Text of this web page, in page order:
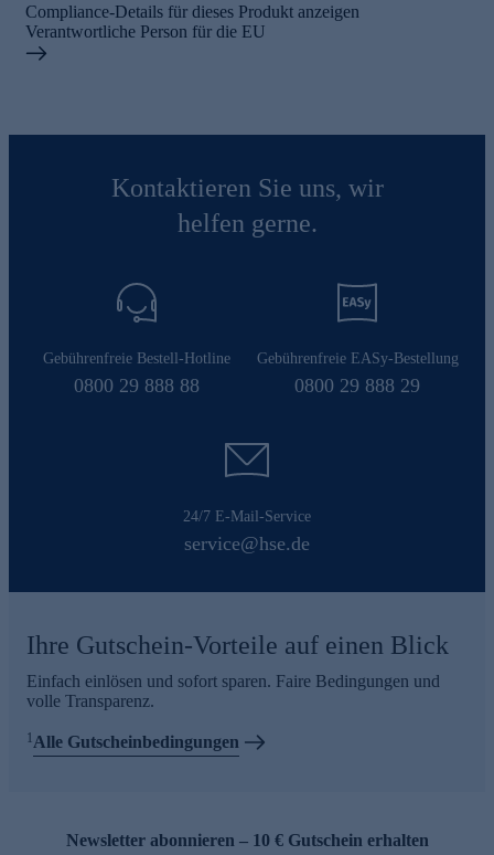
Compliance-Details für dieses Produkt anzeigen
Verantwortliche Person für die EU
Kontaktieren Sie uns, wir
helfen gerne.
Gebührenfreie Bestell-Hotline
0800 29 888 88
Gebührenfreie EASy-Bestellung
0800 29 888 29
24/7 E-Mail-Service
service@hse.de
Ihre Gutschein-Vorteile auf einen Blick
Einfach einlösen und sofort sparen. Faire Bedingungen und
volle Transparenz.
1Alle Gutscheinbedingungen
Newsletter abonnieren – 10 € Gutschein erhalten